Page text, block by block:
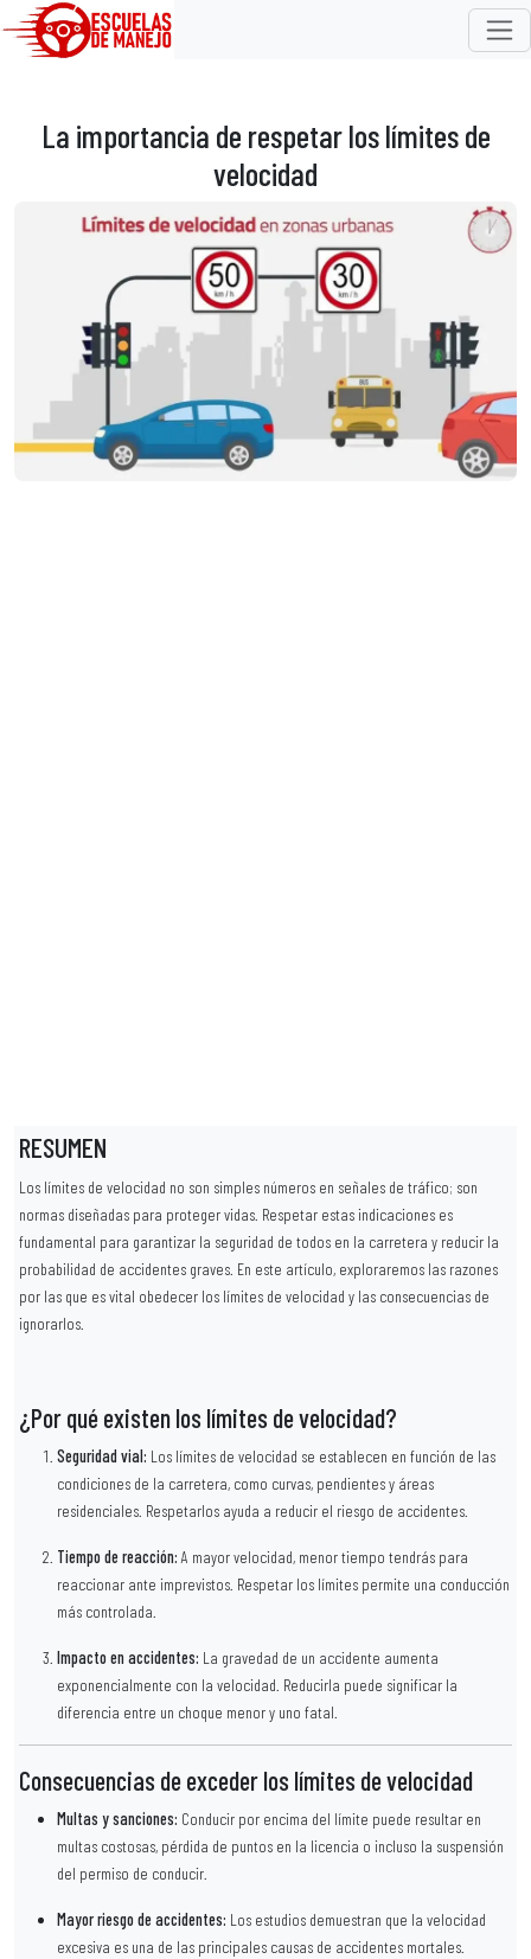
La importancia de respetar los límites de
velocidad
RESUMEN
Los límites de velocidad no son simples números en señales de tráfico; son
normas diseñadas para proteger vidas. Respetar estas indicaciones es
fundamental para garantizar la seguridad de todos en la carretera y reducir la
probabilidad de accidentes graves. En este artículo, exploraremos las razones
por las que es vital obedecer los límites de velocidad y las consecuencias de
ignorarlos.
¿Por qué existen los límites de velocidad?
Seguridad vial: Los límites de velocidad se establecen en función de las
condiciones de la carretera, como curvas, pendientes y áreas
residenciales. Respetarlos ayuda a reducir el riesgo de accidentes.
Tiempo de reacción: A mayor velocidad, menor tiempo tendrás para
reaccionar ante imprevistos. Respetar los límites permite una conducción
más controlada.
Impacto en accidentes: La gravedad de un accidente aumenta
exponencialmente con la velocidad. Reducirla puede significar la
diferencia entre un choque menor y uno fatal.
Consecuencias de exceder los límites de velocidad
Multas y sanciones: Conducir por encima del límite puede resultar en
multas costosas, pérdida de puntos en la licencia o incluso la suspensión
del permiso de conducir.
Mayor riesgo de accidentes: Los estudios demuestran que la velocidad
excesiva es una de las principales causas de accidentes mortales.